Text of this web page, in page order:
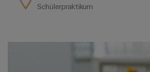
Schülerpraktikum